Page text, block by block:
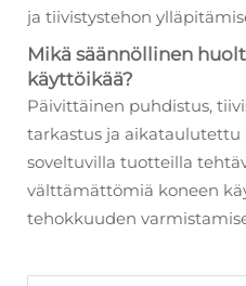
ja tiivistystehon
Mikä säännöllinen
käyttöikää?
Päivittäinen puhdistus,
tarkastus ja
soveltuvilla tuotteilla
välttämättömiä koneen
tehokkuuden